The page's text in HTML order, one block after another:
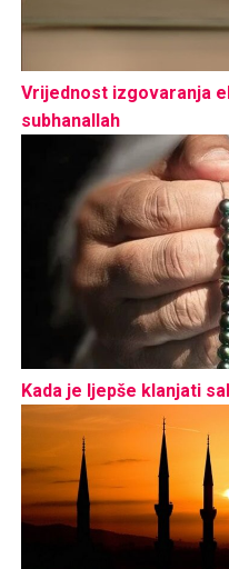
Vrijednost izgovaranja
subhanallah
Kada je ljepše klanjati